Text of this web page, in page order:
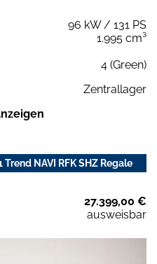
96 kW / 131 PS
1.995 cm³
4 (Green)
Zentrallager
NAVI RFK SHZ Regale
27.399,00 €
ausweisbar